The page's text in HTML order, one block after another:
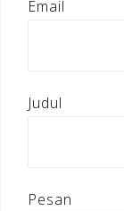
Email
Judul
Pesan